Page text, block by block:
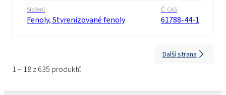
Složení
Fenoly, Styrenizované fenoly
Č. CAS
61788-44-1
1 – 18 z 635 produktů
Další strana